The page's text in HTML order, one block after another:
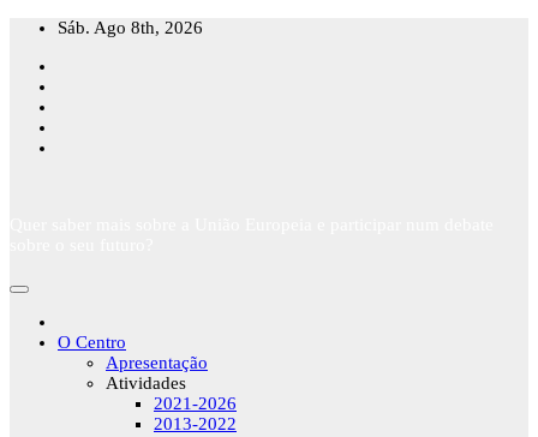
Skip
content
Sáb. Ago 8th, 2026
O Centro
Apresentação
Atividades
2021-2026
2013-2022